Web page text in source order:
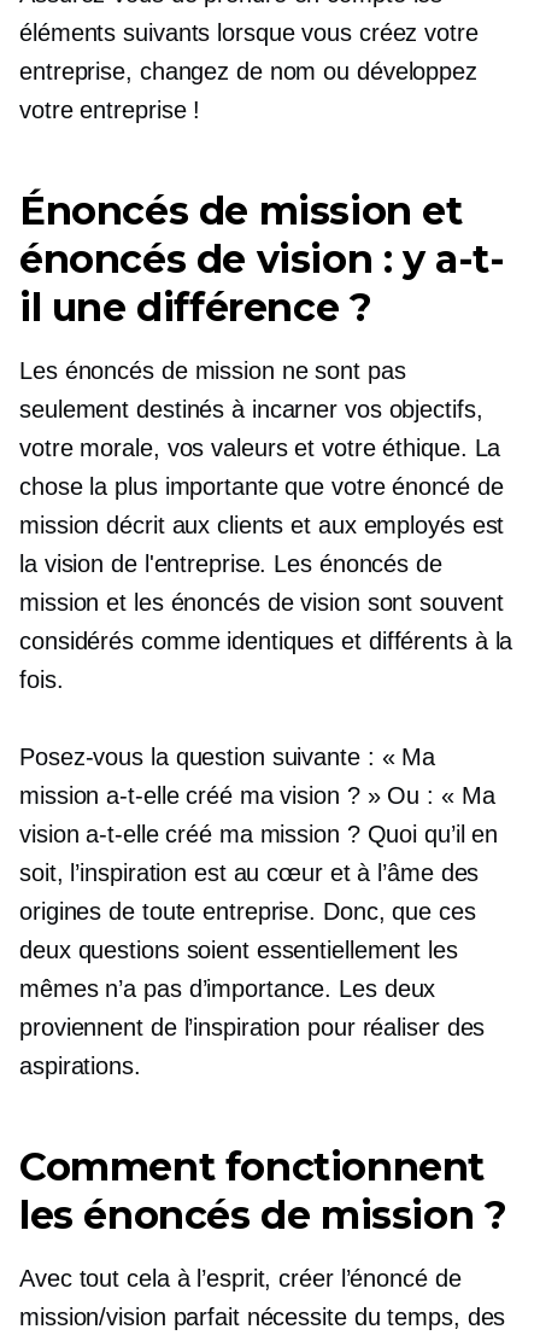
éléments suivants lorsque vous créez votre
entreprise, changez de nom ou développez
votre entreprise !
Énoncés de mission et
énoncés de vision : y a-t-
il une différence ?
Les énoncés de mission ne sont pas
seulement destinés à incarner vos objectifs,
votre morale, vos valeurs et votre éthique. La
chose la plus importante que votre énoncé de
mission décrit aux clients et aux employés est
la vision de l'entreprise. Les énoncés de
mission et les énoncés de vision sont souvent
considérés comme identiques et différents à la
fois.
Posez-vous la question suivante : « Ma
mission a-t-elle créé ma vision ? » Ou : « Ma
vision a-t-elle créé ma mission ? Quoi qu’il en
soit, l’inspiration est au cœur et à l’âme des
origines de toute entreprise. Donc, que ces
deux questions soient essentiellement les
mêmes n’a pas d’importance. Les deux
proviennent de l’inspiration pour réaliser des
aspirations.
Comment fonctionnent
les énoncés de mission ?
Avec tout cela à l’esprit, créer l’énoncé de
mission/vision parfait nécessite du temps, des